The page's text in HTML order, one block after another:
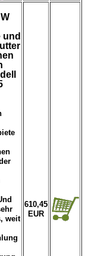
und
weit
610,45
EUR